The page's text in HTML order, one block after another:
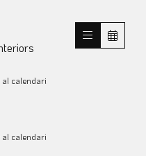
calendari
calendari